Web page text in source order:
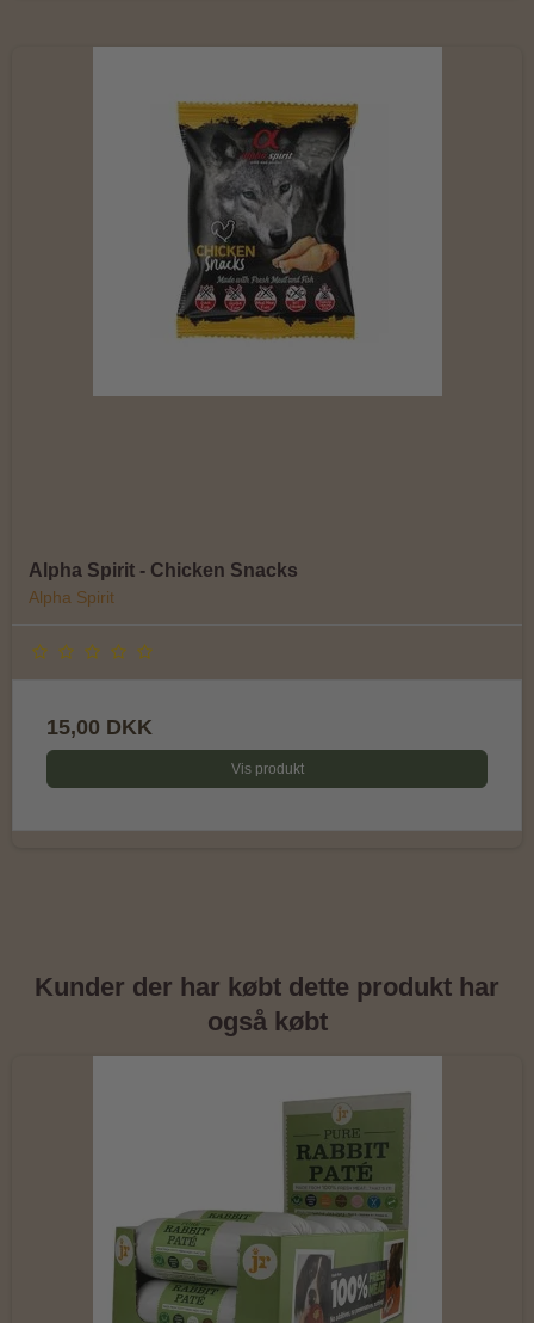
Alpha Spirit - Chicken Snacks
Alpha Spirit
15,00 DKK
Vis produkt
Kunder der har købt dette produkt har
også købt